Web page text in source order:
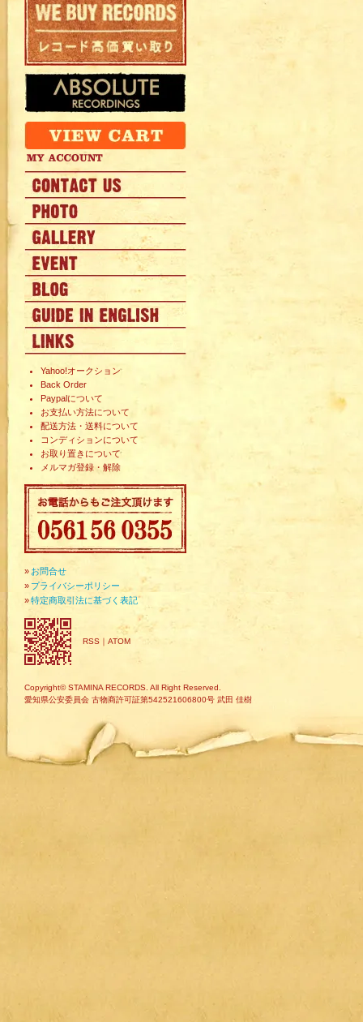
Yahoo!オークション
Back Order
Paypalについて
お支払い方法について
配送方法・送料について
コンディションについて
お取り置きについて
メルマガ登録・解除
» お問合せ
» プライバシーポリシー
»特定商取引法に基づく表記
RSS ｜ ATOM
Copyright© STAMINA RECORDS. All Right Reserved.
愛知県公安委員会 古物商許可証第542521606800号 武田 佳樹